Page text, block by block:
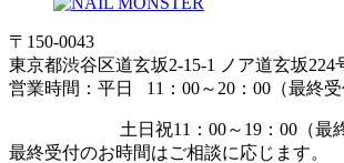
〒150-0043
東京都渋谷区道玄坂2-15-1 ノア道玄坂224
営業時間：平日 11：00～20：00（最終受
土日祝11：00～19：00（最終受
最終受付のお時間はご相談に応じます。